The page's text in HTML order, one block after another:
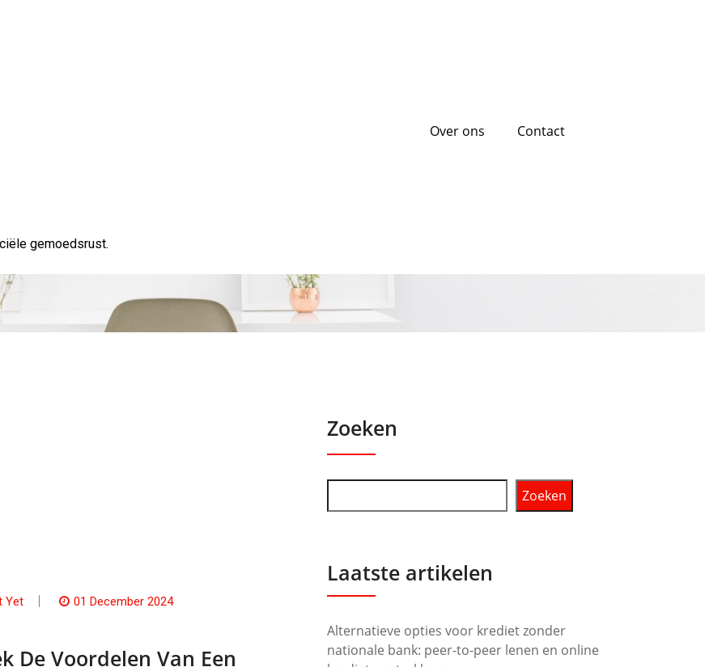
gemoedsrust.
Over ons Contact
Ontdek De Voordelen Van Een
Van 1500 Euro
Yet 01 December 2024
De Voordelen Van Een
Zoeken
Zoeken
Laatste artikelen
Alternatieve opties voor krediet zonder
nationale bank: peer-to-peer lenen en online